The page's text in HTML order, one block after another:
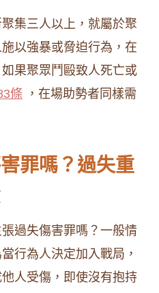
集三人以上，就屬於聚
以強暴或脅迫行為，在
果聚眾鬥毆致人死亡或
條 ，在場助勢者同樣需
罪嗎？過失重
過失傷害罪嗎？一般情
行為人決定加入戰局，
人受傷，即使沒有抱持